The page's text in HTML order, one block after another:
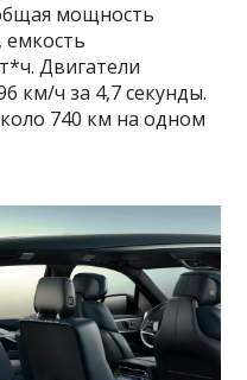
мощность
емкость
Двигатели
км/ч за 4,7 секунды.
740 км на одном